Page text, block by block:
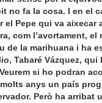
no fa la cosa. I en el
el Pepe qui va aixecar
com l’avortament, el
de la marihuana i ha
Tabaré Vázquez, qui
si ho podran
anys un país
Però ha arribat